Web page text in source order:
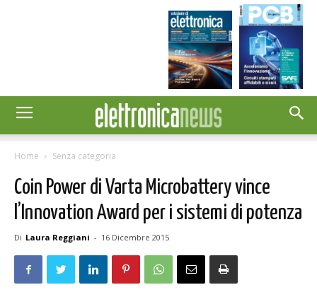
Home Senza categoria
Coin Power di Varta Microbattery vince
l’Innovation Award per i sistemi di potenza
Di Laura Reggiani - 16 Dicembre 2015